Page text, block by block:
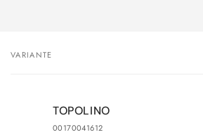
Il
VARIANTE
TOPOLINO
00170041612